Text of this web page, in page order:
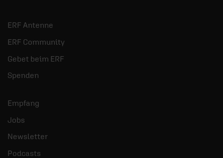
ERF Antenne
ERF Community
Gebet beim ERF
Spenden
Empfang
Jobs
Newsletter
Podcasts